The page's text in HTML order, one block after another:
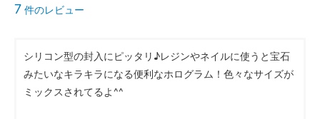
7 件のレビュー
シリコン型の封入にピッタリ♪レジンやネイルに使うと宝石
みたいなキラキラになる便利なホログラム！色々なサイズが
ミックスされてるよ^^